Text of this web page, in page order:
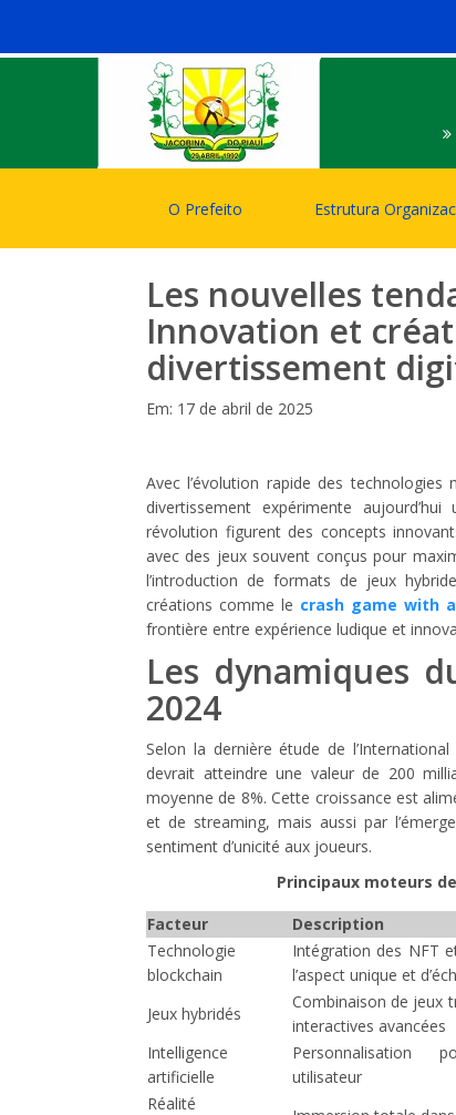
O Prefeito Estrutura
Les nouvelles
Innovation et
divertissement
Em: 17 de abril de 2025
Avec l’évolution rapide des technologies
divertissement expérimente
révolution figurent des concepts
avec des jeux souvent conçus pour
l’introduction de formats de jeux
créations comme le crash game with
frontière entre expérience ludique et
Les dynamiques
2024
Selon la dernière étude de
devrait atteindre une valeur de 200
moyenne de 8%. Cette croissance est
et de streaming, mais aussi par
sentiment d’unicité aux joueurs.
Principaux moteurs
Facteur
Description
Technologie
blockchain
Intégration des NFT
l’aspect unique et
Jeux hybridés
Combinaison de jeux
interactives avancées
Intelligence
artificielle
Personnalisation
utilisateur
Réalité